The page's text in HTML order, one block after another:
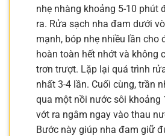
nhẹ nhàng khoảng 5-10 phút
ra. Rửa sạch nha đam dưới
mạnh, bóp nhẹ nhiều lần cho
hoàn toàn hết nhớt và không
trơn trượt. Lặp lại quá trình
nhất 3-4 lần. Cuối cùng, trần
qua một nồi nước sôi khoảng
vớt ra ngâm ngay vào thau
Bước này giúp nha đam giữ